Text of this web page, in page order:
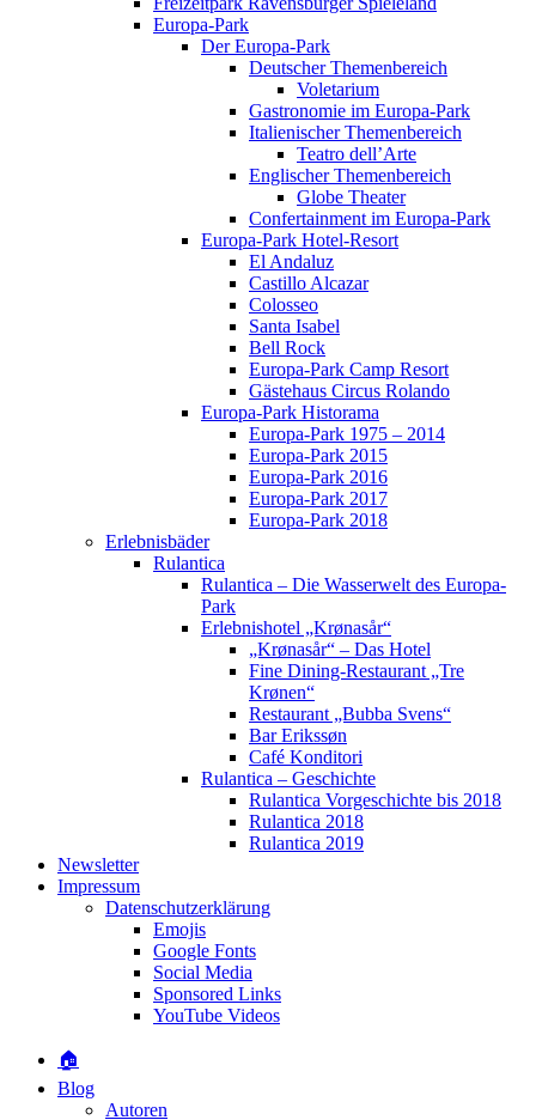
Europa-Park
Der Europa-Park
Deutscher Themenbereich
Voletarium
Gastronomie im Europa-Park
Italienischer Themenbereich
Teatro dell’Arte
Englischer Themenbereich
Globe Theater
Confertainment im Europa-Park
Europa-Park Hotel-Resort
El Andaluz
Castillo Alcazar
Colosseo
Santa Isabel
Bell Rock
Europa-Park Camp Resort
Gästehaus Circus Rolando
Europa-Park Historama
Europa-Park 1975 – 2014
Europa-Park 2015
Europa-Park 2016
Europa-Park 2017
Europa-Park 2018
Erlebnisbäder
Rulantica
Rulantica – Die Wasserwelt des Europa-
Park
Erlebnishotel „Krønasår“
„Krønasår“ – Das Hotel
Fine Dining-Restaurant „Tre
Krønen“
Restaurant „Bubba Svens“
Bar Erikssøn
Café Konditori
Rulantica – Geschichte
Rulantica Vorgeschichte bis 2018
Rulantica 2018
Rulantica 2019
Newsletter
Impressum
Datenschutzerklärung
Emojis
Google Fonts
Social Media
Sponsored Links
YouTube Videos
🏠
Blog
Autoren